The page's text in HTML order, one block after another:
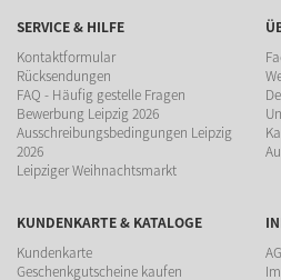
SERVICE & HILFE
Kontaktformular
Rücksendungen
FAQ - Häufig gestelle Fragen
Bewerbung Leipzig 2026
Ausschreibungsbedingungen Leipzig
2026
Leipziger Weihnachtsmarkt
KUNDENKARTE & KATALOGE
Kundenkarte
Geschenkgutscheine kaufen